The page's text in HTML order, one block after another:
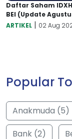
Daftar Saham
BEI (Update
ARTIKEL | 02 Aug
Popular
Anakmuda (5)
Bank (2)